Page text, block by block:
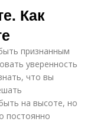
Как
признанным
уверенность
что вы
на высоте, но
постоянно